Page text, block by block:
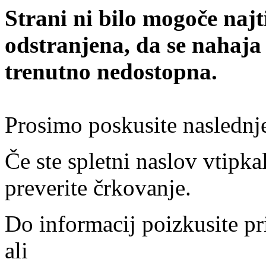
Strani ni bilo mogoče
odstranjena, da se
trenutno nedostopna.
Prosimo poskusite
Če ste spletni naslov
preverite črkovanje.
Do informacij poizkusite
ali